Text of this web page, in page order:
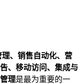
、销售自动化、营
、移动访问、集成与
理是最为重要的一